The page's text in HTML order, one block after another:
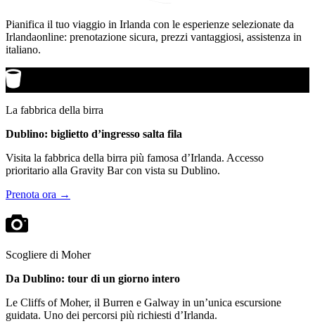
Pianifica il tuo viaggio in Irlanda con le esperienze selezionate da
Irlandaonline: prenotazione sicura, prezzi vantaggiosi, assistenza in
italiano.
La fabbrica della birra
Dublino: biglietto d’ingresso salta fila
Visita la fabbrica della birra più famosa d’Irlanda. Accesso
prioritario alla Gravity Bar con vista su Dublino.
Prenota ora →
Scogliere di Moher
Da Dublino: tour di un giorno intero
Le Cliffs of Moher, il Burren e Galway in un’unica escursione
guidata. Uno dei percorsi più richiesti d’Irlanda.